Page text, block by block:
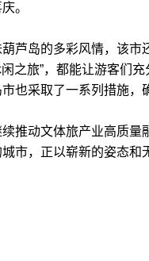
。
岛的多彩风情，该市
之旅”，都能让游客们
也采取了一系列措施，
动文体旅产业高质量
市，正以崭新的姿态